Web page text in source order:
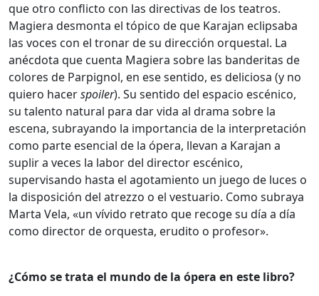
que otro conflicto con las directivas de los teatros.
Magiera desmonta el tópico de que Karajan eclipsaba
las voces con el tronar de su dirección orquestal. La
anécdota que cuenta Magiera sobre las banderitas de
colores de Parpignol, en ese sentido, es deliciosa (y no
quiero hacerspoiler). Su sentido del espacio escénico,
su talento natural para dar vida al drama sobre la
escena, subrayando la importancia de la interpretación
como parte esencial de la ópera, llevan a Karajan a
suplir a veces la labor del director escénico,
supervisando hasta el agotamiento un juego de luces o
la disposición del atrezzo o el vestuario. Como subraya
Marta Vela, «un vívido retrato que recoge su día a día
como director de orquesta, erudito o profesor».
¿Cómo se trata el mundo de la ópera en este libro?